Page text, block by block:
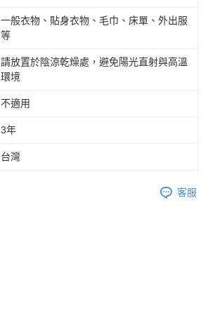
一般衣物、貼身衣物、毛巾、床單、外出服
等
請放置於陰涼乾燥處，避免陽光直射與高溫
環境
不適用
3年
台灣
客服